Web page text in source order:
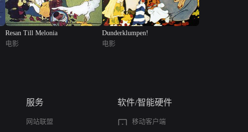
Resan Till Melonia
电影
Dunderklumpen!
电影
服务
网站联盟
软件/智能硬件
移动客户端